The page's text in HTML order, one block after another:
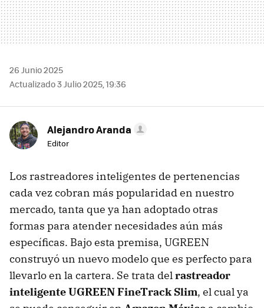
26 Junio 2025
Actualizado 3 Julio 2025, 19:36
Alejandro Aranda
Editor
Los rastreadores inteligentes de pertenencias
cada vez cobran más popularidad en nuestro
mercado, tanta que ya han adoptado otras
formas para atender necesidades aún más
específicas. Bajo esta premisa, UGREEN
construyó un nuevo modelo que es perfecto para
llevarlo en la cartera. Se trata delrastreador
inteligente UGREEN FineTrack Slim, el cual ya